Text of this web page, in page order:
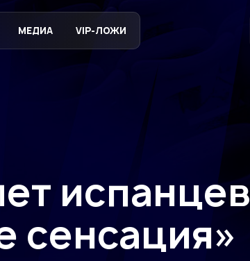
МЕДИА VIP-ЛОЖИ
испанцев
сенсация»